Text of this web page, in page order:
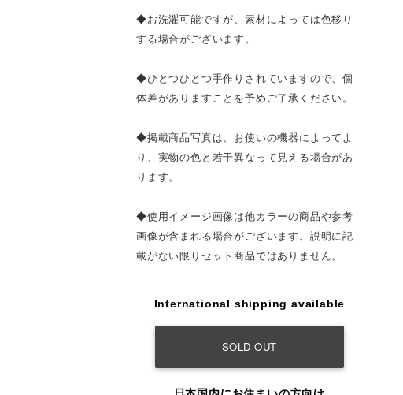
◆お洗濯可能ですが、素材によっては色移り
する場合がございます。
◆ひとつひとつ手作りされていますので、個
体差がありますことを予めご了承ください。
◆掲載商品写真は、お使いの機器によってよ
り、実物の色と若干異なって見える場合があ
ります。
◆使用イメージ画像は他カラーの商品や参考
画像が含まれる場合がございます。説明に記
載がない限りセット商品ではありません。
International shipping available
SOLD OUT